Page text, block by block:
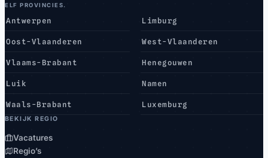
ELF PROVINCIES.
Antwerpen Limburg
Oost-Vlaanderen West-Vlaanderen
Vlaams-Brabant Henegouwen
Luik Namen
Waals-Brabant Luxemburg
BEKIJK REGIO
Vacatures
Regio’s